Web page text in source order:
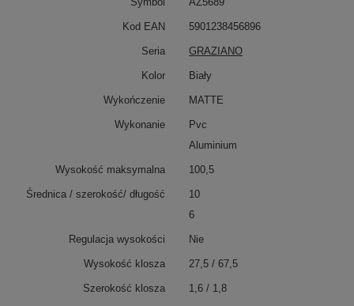
Kod EAN 5901238456896
Seria GRAZIANO
Kolor Biały
Wykończenie MATTE
Wykonanie
Pvc
Aluminium
Wysokość maksymalna 100,5
Średnica / szerokość/ długość
10
6
Regulacja wysokości Nie
Wysokość klosza 27,5 / 67,5
Szerokość klosza 1,6 / 1,8